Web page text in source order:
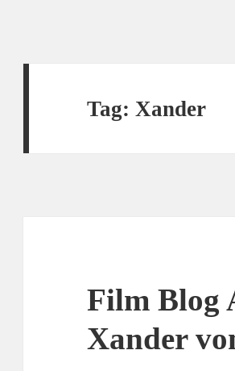
Tag: Xander
Film Blog
Xander